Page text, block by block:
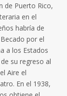
de Puerto Rico,
en el
habría de
por el
a los Estados
su regreso al
Aire el
En el 1938,